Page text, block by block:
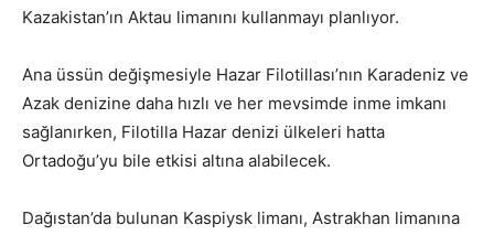
Kazakistan’ın Aktau limanını kullanmayı planlıyor.
Ana üssün değişmesiyle Hazar Filotillası’nın Karadeniz ve
Azak denizine daha hızlı ve her mevsimde inme imkanı
sağlanırken, Filotilla Hazar denizi ülkeleri hatta
Ortadoğu’yu bile etkisi altına alabilecek.
Dağıstan’da bulunan Kaspiysk limanı, Astrakhan limanına